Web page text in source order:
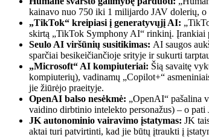
kainavo nuo 750 iki 1 milijardo JAV dolerių, o
„TikTok“ kreipiasi į generatyvųjį AI:
skirtą „TikTok Symphony AI“ rinkinį. Įrankiai
Seulo AI viršūnių susitikimas: AI saugos
sparčiai besikeičiančioje srityje ir sukurti
„Microsoft“ AI kompiuteriai: Šią savaitę
kompiuterių), vadinamų „Copilot+“
jie žiūrėjo praeityje.
OpenAI balso nesėkmė: „OpenAI“ pašalina
vaidino dirbtinio intelekto personažus) – o pati
JK autonominio vairavimo įstatymas: JK
aktai turi patvirtinti, kad jie būtų įtraukti į